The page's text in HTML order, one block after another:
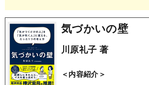
気づかいの壁
川原礼子 著
＜内容紹介＞